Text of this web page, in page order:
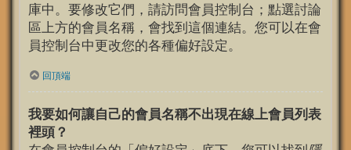
庫中。要修改它們，請訪問會員控制台；點選討論
區上方的會員名稱，會找到這個連結。您可以在會
員控制台中更改您的各種偏好設定。
回頂端
我要如何讓自己的會員名稱不出現在線上會員列表
裡頭？